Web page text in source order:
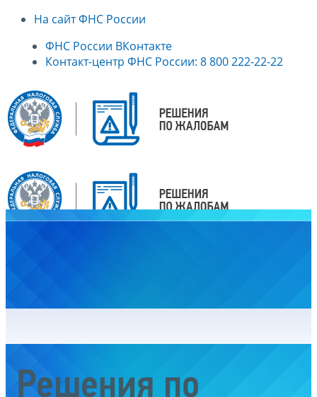
На сайт ФНС России
ФНС России ВКонтакте
Контакт-центр ФНС России: 8 800 222-22-22
Решения по